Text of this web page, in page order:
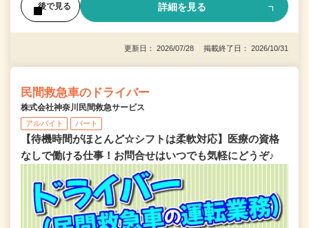
後で見る 詳細を見る
更新日： 2026/07/28 掲載終了日： 2026/10/31
民間救急車のドライバー
株式会社神奈川民間救急サービス
アルバイト パート
【待機時間がほとんど☆シフトは柔軟対応】医療の資格
なしで働ける仕事！お問合せはいつでも気軽にどうぞ♪